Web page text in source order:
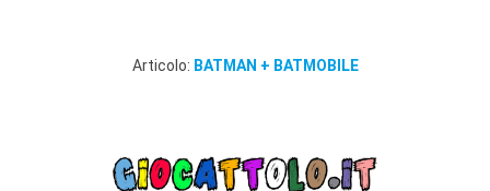
Articolo: BATMAN + BATMOBILE